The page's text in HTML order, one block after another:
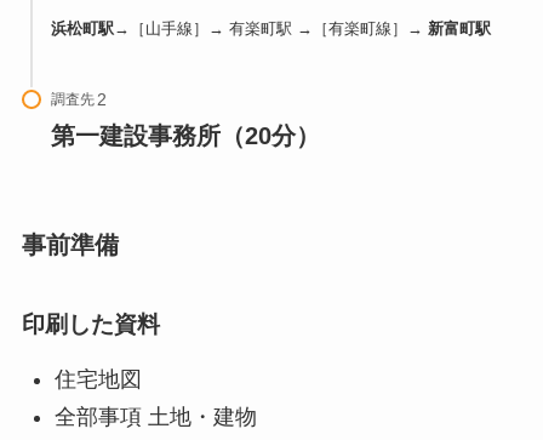
浜松町駅→［山手線］→ 有楽町駅 →［有楽町線］→ 新富町駅
調査先
第一建設事務所（20分）
事前準備
印刷した資料
住宅地図
全部事項 土地・建物